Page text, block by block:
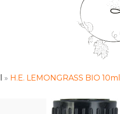
» H.E. LEMONGRASS BIO